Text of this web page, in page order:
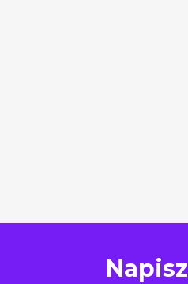
Napisz